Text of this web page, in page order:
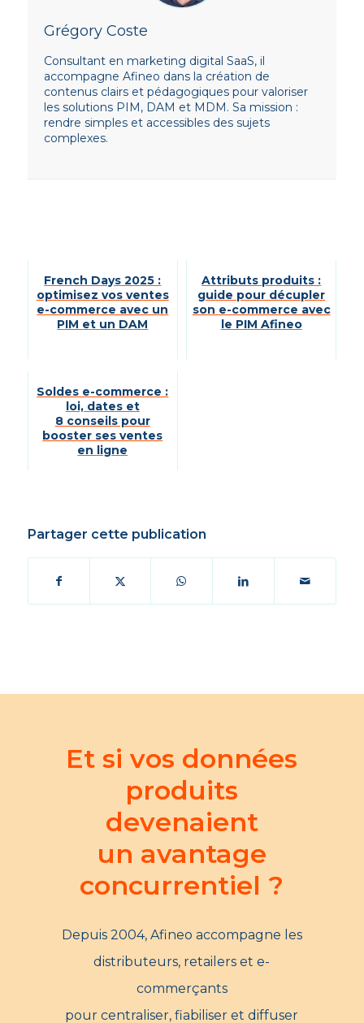
Grégory Coste
Consultant en marketing digital SaaS, il
accompagne Afineo dans la création de
contenus clairs et pédagogiques pour valoriser
les solutions PIM, DAM et MDM. Sa mission :
rendre simples et accessibles des sujets
complexes.
French Days 2025 :
optimisez vos ventes
e-commerce avec un
PIM et un DAM
Attributs produits :
guide pour décupler
son e-commerce avec
le PIM Afineo
Soldes e-commerce :
loi, dates et
8 conseils pour
booster ses ventes
en ligne
Partager cette publication
Et si vos données
produits
devenaient
un avantage
concurrentiel ?
Depuis 2004, Afineo accompagne les
distributeurs, retailers et e-
commerçants
pour centraliser, fiabiliser et diffuser